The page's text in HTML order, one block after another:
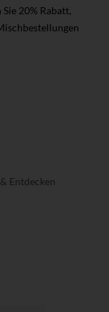
20% Rabatt,
Entdecken